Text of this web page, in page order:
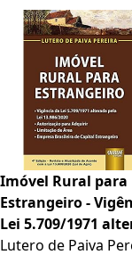
Imóvel Rural para
Estrangeiro -
Lei 5.709/1971
pela Lei 13.986/
Lutero de Paiva